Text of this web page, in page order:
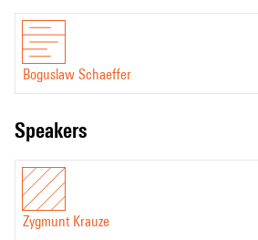
Boguslaw Schaeffer
speakers
Zygmunt Krauze